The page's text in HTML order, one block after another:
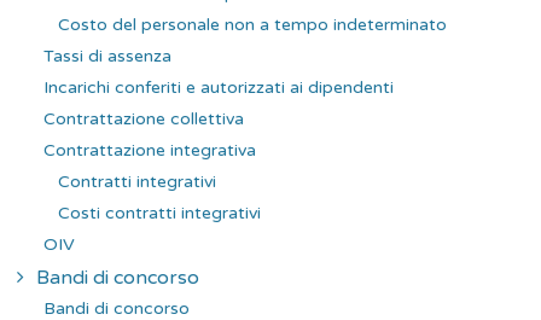
Costo del personale non a tempo indeterminato
Tassi di assenza
Incarichi conferiti e autorizzati ai dipendenti
Contrattazione collettiva
Contrattazione integrativa
Contratti integrativi
Costi contratti integrativi
OIV
Bandi di concorso
Bandi di concorso